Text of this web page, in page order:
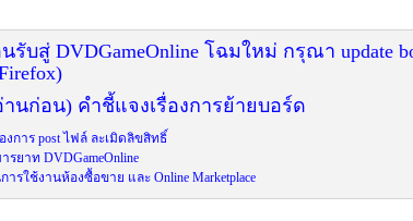
รับสู่ DVDGameOnline โฉมใหม่ กรุณา update
นก่อน) คำชี้แจงเรื่องการย้ายบอร์ด
งการ post ไฟล์ ละเมิดลิขสิทธิ์
รยาท DVDGameOnline
ารใช้งานห้องซื้อขาย และ Online Marketplace